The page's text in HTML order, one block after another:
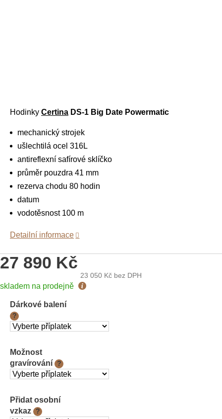
27 890 Kč
23 050 Kč bez DPH
Měrná
skladem na prodejně
Dárkové balení
?
Možnost
gravírování
?
Přidat osobní
vzkaz
?
Hodinky Certina DS-1 Big Date Powermatic
mechanický strojek
ušlechtilá ocel 316L
antireflexní safírové sklíčko
průměr pouzdra 41 mm
rezerva chodu 80 hodin
datum
vodotěsnost 100 m
Detailní informace